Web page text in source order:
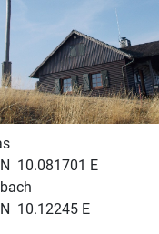
10.081701 E
10.12245 E